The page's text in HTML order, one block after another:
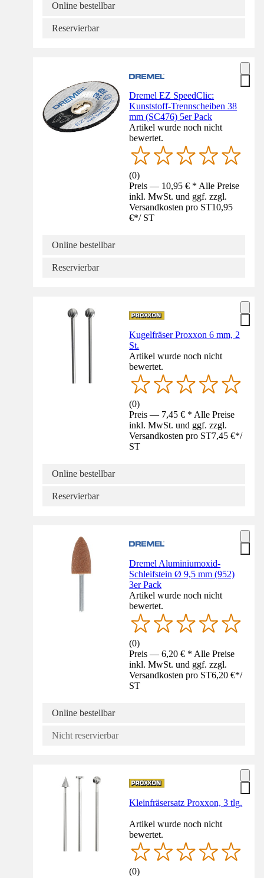
Online bestellbar
Reservierbar
Dremel EZ SpeedClic:
Kunststoff-Trennscheiben 38
mm (SC476) 5er Pack
Artikel wurde noch nicht
bewertet.
(0)
Preis — 10,95 € * Alle Preise
inkl. MwSt. und ggf. zzgl.
Versandkosten pro ST10,95
€*/ ST
Online bestellbar
Reservierbar
Kugelfräser Proxxon 6 mm, 2
St.
Artikel wurde noch nicht
bewertet.
(0)
Preis — 7,45 € * Alle Preise
inkl. MwSt. und ggf. zzgl.
Versandkosten pro ST7,45 €*/
ST
Online bestellbar
Reservierbar
Dremel Aluminiumoxid-
Schleifstein Ø 9,5 mm (952)
3er Pack
Artikel wurde noch nicht
bewertet.
(0)
Preis — 6,20 € * Alle Preise
inkl. MwSt. und ggf. zzgl.
Versandkosten pro ST6,20 €*/
ST
Online bestellbar
Nicht reservierbar
Kleinfräsersatz Proxxon, 3 tlg.
Artikel wurde noch nicht
bewertet.
(0)